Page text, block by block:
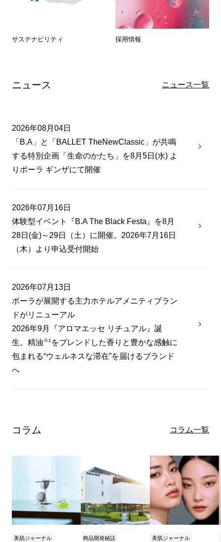
サステナビリティ 採用情報
ニュース ニュース一覧
2026年08月04日
「B.A」と「BALLET TheNewClassic」が共鳴
する特別企画「生命のかたち」を8月5日(水) よ
りポーラ ギンザにて開催
2026年07月16日
体験型イベント『B.A The Black Festa』を8月
28日(金)～29日（土）に開催。2026年7月16日
（木）より申込受付開始
2026年07月13日
ポーラが展開する主力ホテルアメニティブラン
ドがリニューアル
2026年9月『アロマエッセ リチュアル』誕
生。精油※1 をブレンドした香りと豊かな感触に
包まれる“ウェルネスな滞在”を届けるブランド
へ
コラム コラム一覧
美肌ジャーナル 商品開発秘話 美肌ジャーナル